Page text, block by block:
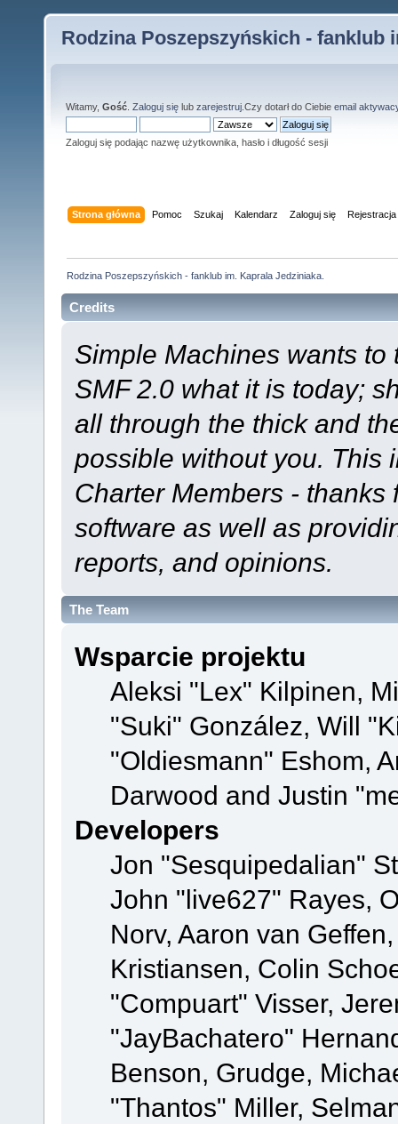
Rodzina Poszepszyńskich - fanklub
Witamy, Gość Zaloguj się lub zarejestruj .Czy dotarł do Ciebie email
Zaloguj się podając nazwę użytkownika, hasło i długość sesji
Strona główna Pomoc Szukaj Kalendarz Zaloguj się Rejestracja
Rodzina Poszepszyńskich - fanklub im. Kaprala Jedziniaka.
Credits
Simple Machines wants
SMF 2.0 what it is today;
all through the thick and
possible without you. This
Charter Members -
software as well as
reports, and opinions.
The Team
Wsparcie projektu
Aleksi "Lex" Kilpinen,
"Suki" González, Will
"Oldiesmann" Eshom,
Darwood and Justin
Developers
Jon "Sesquipedalian"
John "live627" Rayes,
Norv, Aaron van
Kristiansen, Colin
"Compuart" Visser,
"JayBachatero"
Benson, Grudge,
"Thantos" Miller,